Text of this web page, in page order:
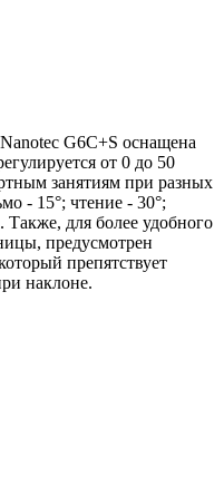
G6C+S оснащена
от 0 до 50
занятиям при разных
- 15°; чтение - 30°;
для более удобного
предусмотрен
препятствует
наклоне.